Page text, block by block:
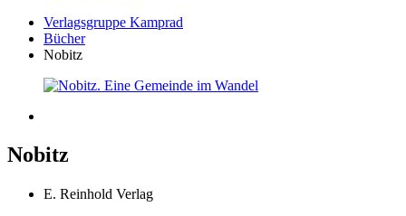
Verlagsgruppe Kamprad
Bücher
Nobitz
Nobitz
E. Reinhold Verlag